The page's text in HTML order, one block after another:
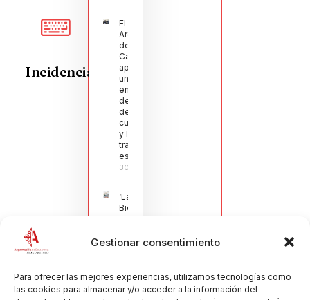
Gestionar consentimiento
Para ofrecer las mejores experiencias, utilizamos tecnologías como
las cookies para almacenar y/o acceder a la información del
Incidencias
El Pleno de
Argamasilla
de
Calatrava
aprueba
una moción
en defensa
del sector
de la
cuchillería
y la navaja
tradicional
española
30/07/2026
‘La
Bienvenida’,
estampa de
de la Virgen
Muñoz
Muñoz,
anuncia las